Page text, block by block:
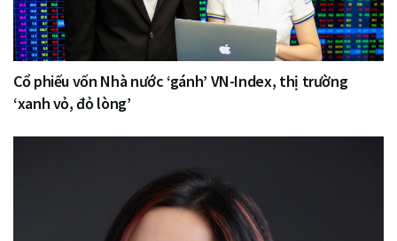
Cổ phiếu vốn Nhà nước ‘gánh’ VN-Index, thị trường
‘xanh vỏ, đỏ lòng’